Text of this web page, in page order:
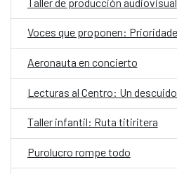
Aeronauta en concierto
Taller infantil: Ruta titiritera
Purolucro rompe todo